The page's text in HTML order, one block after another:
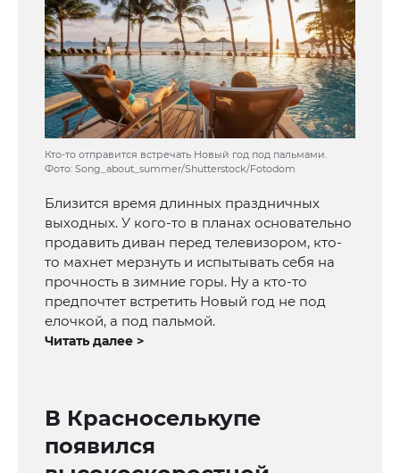
Кто-то отправится встречать Новый год под пальмами.
Фото: Song_about_summer/Shutterstock/Fotodom
Близится время длинных праздничных
выходных. У кого-то в планах основательно
продавить диван перед телевизором, кто-
то махнет мерзнуть и испытывать себя на
прочность в зимние горы. Ну а кто-то
предпочтет встретить Новый год не под
елочкой, а под пальмой.
Читать далее >
В Красноселькупе
появился